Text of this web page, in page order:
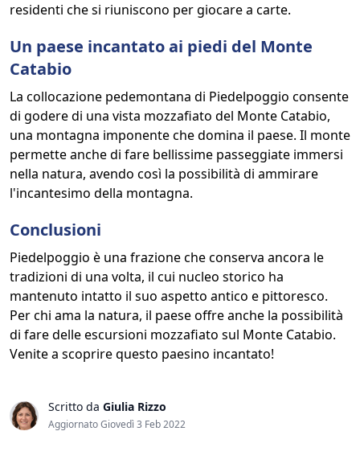
residenti che si riuniscono per giocare a carte.
Un paese incantato ai piedi del Monte
Catabio
La collocazione pedemontana di Piedelpoggio consente
di godere di una vista mozzafiato del Monte Catabio,
una montagna imponente che domina il paese. Il monte
permette anche di fare bellissime passeggiate immersi
nella natura, avendo così la possibilità di ammirare
l'incantesimo della montagna.
Conclusioni
Piedelpoggio è una frazione che conserva ancora le
tradizioni di una volta, il cui nucleo storico ha
mantenuto intatto il suo aspetto antico e pittoresco.
Per chi ama la natura, il paese offre anche la possibilità
di fare delle escursioni mozzafiato sul Monte Catabio.
Venite a scoprire questo paesino incantato!
Scritto da Giulia Rizzo
Aggiornato Giovedì 3 Feb 2022